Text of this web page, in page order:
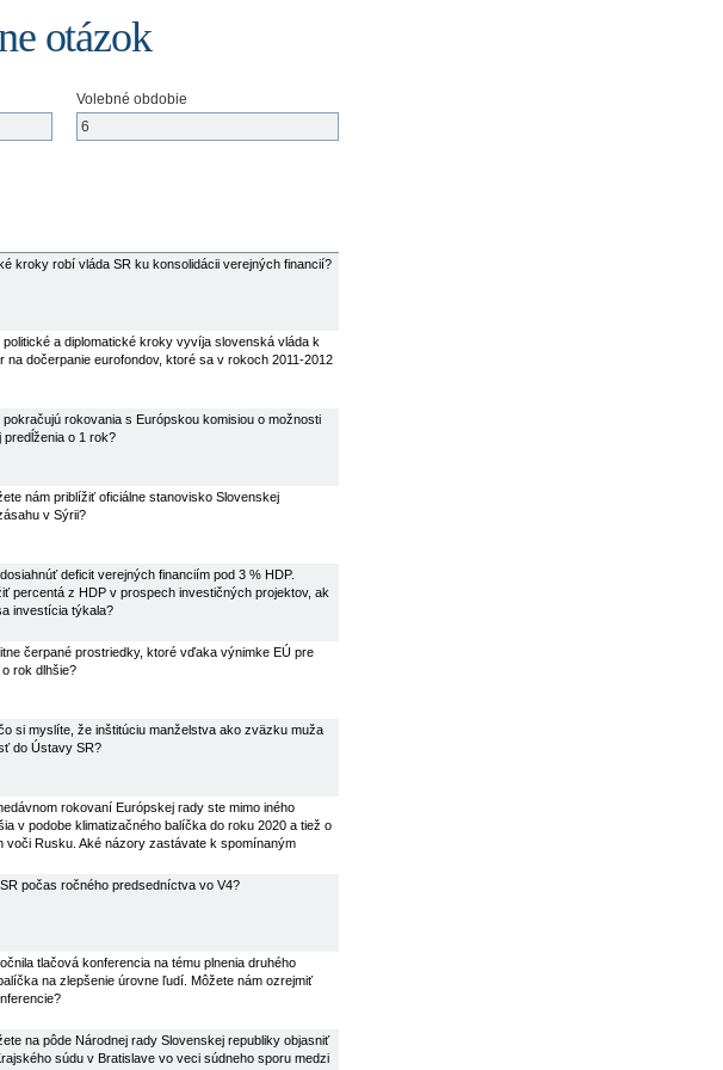
otázok
Volebné obdobie
kroky robí vláda SR ku konsolidácii verejných financií?
a diplomatické kroky vyvíja slovenská vláda k
na dočerpanie eurofondov, ktoré sa v rokoch 2011-2012
rokovania s Európskou komisiou o možnosti
predĺženia o 1 rok?
nám priblížiť oficiálne stanovisko Slovenskej
v Sýrii?
deficit verejných financiím pod 3 % HDP.
percentá z HDP v prospech investičných projektov, ak
investícia týkala?
čerpané prostriedky, ktoré vďaka výnimke EÚ pre
rok dlhšie?
si myslíte, že inštitúciu manželstva ako zväzku muža
do Ústavy SR?
rokovaní Európskej rady ste mimo iného
v podobe klimatizačného balíčka do roku 2020 a tiež o
voči Rusku. Aké názory zastávate k spomínaným
počas ročného predsedníctva vo V4?
tlačová konferencia na tému plnenia druhého
na zlepšenie úrovne ľudí. Môžete nám ozrejmiť
na pôde Národnej rady Slovenskej republiky objasniť
súdu v Bratislave vo veci súdneho sporu medzi